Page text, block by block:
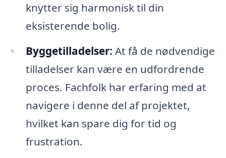
knytter sig harmonisk til din
eksisterende bolig.
Byggetilladelser: At få de nødvendige
tilladelser kan være en udfordrende
proces. Fachfolk har erfaring med at
navigere i denne del af projektet,
hvilket kan spare dig for tid og
frustration.